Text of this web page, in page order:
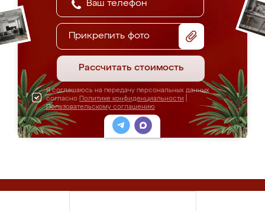
Прикрепить фото
Рассчитать стоимость
Я соглашаюсь на передачу персональных данных
согласно Политике конфиденциальности
Пользовательскому соглашению